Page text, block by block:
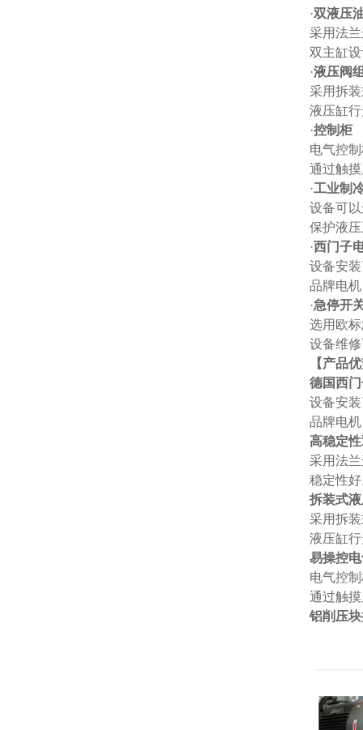
·双液压
采用法
双主缸
·液压阀
采用拆
液压缸
·控制柜
电气控
通过触
·工业制
设备可
保护液
·西门子
设备安
品牌电
·急停开
选用欧
设备维
【产品
德国西
设备安
品牌电
高稳定
采用法
稳定性
拆装式
采用拆
液压缸
易操控
电气控
通过触
铝削压